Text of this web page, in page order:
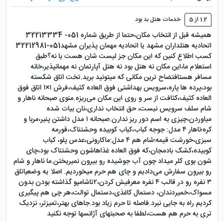
1.2 از 5 خدمات هتل بد بود
همیشه قبل از انتخاب مکان،حتما از طریق شماره 051- 32213334
اتحادیه هتلداران مشهد یا اتحادیه مهمان پذیران مشهد051-32212981
کسب اطلاع کنین که این مکان جز لیست شان هست یا نه؟طبق
استعلام ما،این مکان نه هتل بود نه هتل آپارتمان نه مهمانپذیر،خانه
مسافر هستافتضاح ترین مکانی که میتونید برید.تخت اتاق شکسته
بود،پرده ها پاره،سرویس بهداشتی فوق العاده کثیف،فرش ۱×۱ اتاق فوق
العاده کثیف،کثافت از سر و روی این مکان می‌ریزه.منوی صبحانه ناهار و
شام سلف سرویس نیست، حق انتخاب نداری،نان بیات شده
میاوردن،چیزی به اسم دور ریز ندارن.صبحانه ۱ مدل داشتن پنیر،مربا و
کره؛ناهار ۴ مدل: جوجه کباب،کباب کوبیده وحشتناک،قورمه
سبزی،خورشت قیمه؛شام هم ۴ مدل:ماکارونی،عدس پلو، کباب
کوبیده،کشک بادمجان،که فوق العاده غذاهاشون وحشتناک بود،چای
شون بوی کلر میداد چون آب جوشیده رو بیرون نمیریختن.ما ناهار و شام
رو بیرون سفارش می‌دادیم و چای هم حرم میخوردیم. اصلا یه وضعیاتاق
۳ نفره رو در قالب ۴ نفره معرفیش کردن،۲تاشامپو گذاشته بودن بدون
مسواک،خمیردندان، دستمال کاغذی،دستمال توالت،هر چی هم پیگیری
کردیم راه به جایی نبرد.فاصله تا حرم زیاد بود.جاهای بهتر،تمیزتر، نزدیک
تری به حرم هم هست،لطفا به صحبتهای آژانسها توجه نکنید